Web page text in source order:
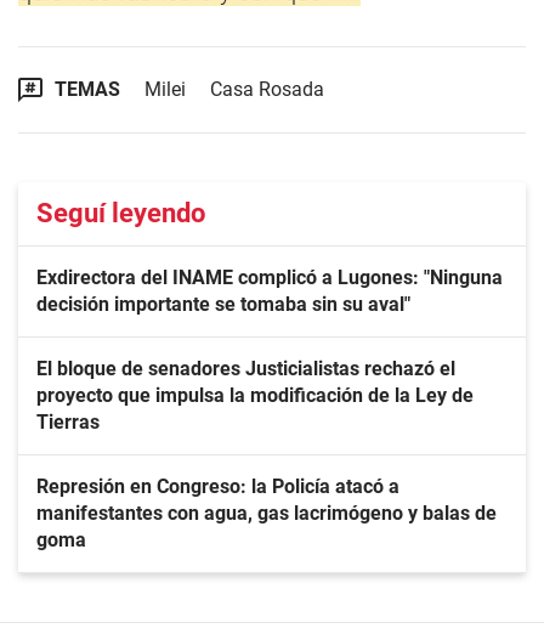
TEMAS Milei Casa Rosada
Seguí leyendo
Exdirectora del INAME complicó a Lugones: "Ninguna
decisión importante se tomaba sin su aval"
El bloque de senadores Justicialistas rechazó el
proyecto que impulsa la modificación de la Ley de
Tierras
Represión en Congreso: la Policía atacó a
manifestantes con agua, gas lacrimógeno y balas de
goma